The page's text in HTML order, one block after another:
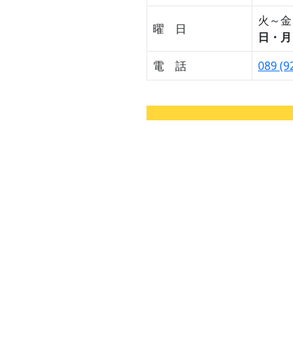
曜 日
火～
日・
電 話
089